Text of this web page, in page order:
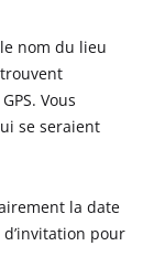
nom du lieu
Vous
se seraient
la date
pour